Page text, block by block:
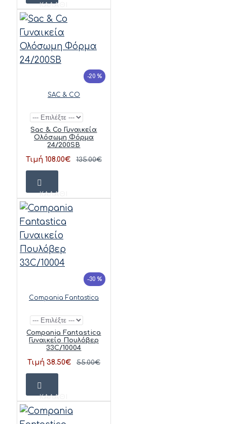
ΚΑΛΆΘΙ
-20 %
SAC & CO
Sac & Co Γυναικεία
Ολόσωμη Φόρμα
24/200SB
Τιμή 108.00€ 135.00€
ΚΑΛΆΘΙ
-30 %
Compania Fantastica
Compania Fantastica
Γυναικείο Πουλόβερ
33C/10004
Τιμή 38.50€ 55.00€
ΚΑΛΆΘΙ